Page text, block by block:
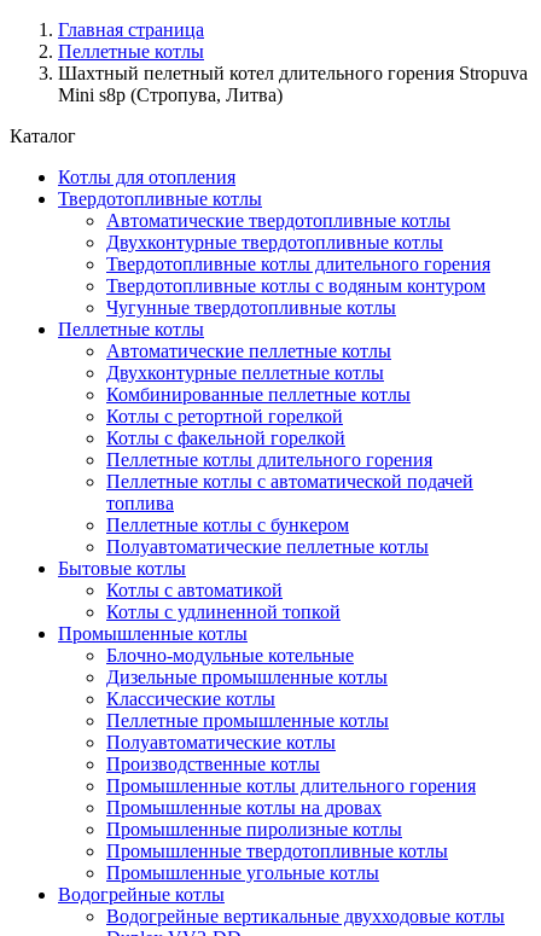
Главная страница
Пеллетные котлы
Шахтный пелетный котел длительного горения Stropuva
Mini s8p (Стропува, Литва)
Каталог
Котлы для отопления
Твердотопливные котлы
Автоматические твердотопливные котлы
Двухконтурные твердотопливные котлы
Твердотопливные котлы длительного горения
Твердотопливные котлы с водяным контуром
Чугунные твердотопливные котлы
Пеллетные котлы
Автоматические пеллетные котлы
Двухконтурные пеллетные котлы
Комбинированные пеллетные котлы
Котлы с ретортной горелкой
Котлы с факельной горелкой
Пеллетные котлы длительного горения
Пеллетные котлы с автоматической подачей
топлива
Пеллетные котлы с бункером
Полуавтоматические пеллетные котлы
Бытовые котлы
Котлы с автоматикой
Котлы с удлиненной топкой
Промышленные котлы
Блочно-модульные котельные
Дизельные промышленные котлы
Классические котлы
Пеллетные промышленные котлы
Полуавтоматические котлы
Производственные котлы
Промышленные котлы длительного горения
Промышленные котлы на дровах
Промышленные пиролизные котлы
Промышленные твердотопливные котлы
Промышленные угольные котлы
Водогрейные котлы
Водогрейные вертикальные двухходовые котлы